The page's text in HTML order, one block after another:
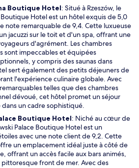
Boutique HotelS
’
o
u
v
r
e
d
a
n
s
u
e
n
o
u
v
: Situé à Rzeszów, le
Boutique Hotel est un hôtel exquis de 5,0
note remarquable de 9,4. Cette luxueuse
jacuzzi sur le toit et d'un spa, offrant une
d'agrément. Les chambres
sont impeccables et équipées
y compris des saunas dans
sert également des petits déjeuners de
l'expérience culinaire globale. Avec
telles que des chambres
dévoué, cet hôtel promet un séjour
un cadre sophistiqué.
Boutique HotelS
’
o
u
v
r
: Niché au cœur de
Palace Boutique Hotel est un
avec une note client de 9,2. Cette
un emplacement idéal juste à côté de
offrant un accès facile aux bars animés,
pittoresque front de mer. Avec des